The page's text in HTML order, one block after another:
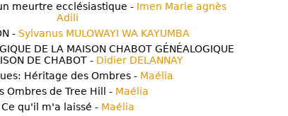
meurtre ecclésiastique - Imen Marie agnès
Adili
- Sylvanus MULOWAYI WA KAYUMBA
DE LA MAISON CHABOT GÉNÉALOGIQUE
DE CHABOT - Didier DELANNAY
Héritage des Ombres - Maélia
Ombres de Tree Hill - Maélia
Ce qu'il m'a laissé - Maélia